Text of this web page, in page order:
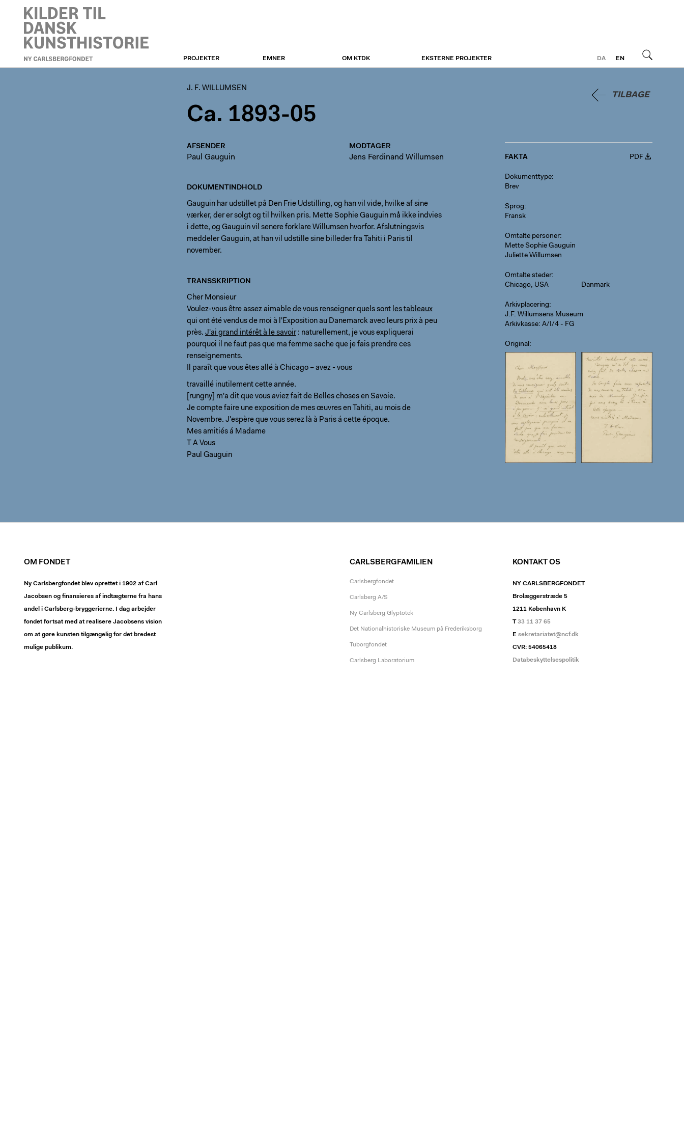
J. F. WILLUMSEN
DA
EN
PROJEKTER EMNER OM KTDK EKSTERNE PROJEKTER
TILBAGE
J. F. WILLUMSEN
Ca. 1893-05
AFSENDER
Paul Gauguin
MODTAGER
Jens Ferdinand Willumsen
DOKUMENTINDHOLD
Gauguin har udstillet på Den Frie Udstilling, og han vil vide, hvilke af sine
værker, der er solgt og til hvilken pris. Mette Sophie Gauguin må ikke indvies
i dette, og Gauguin vil senere forklare Willumsen hvorfor. Afslutningsvis
meddeler Gauguin, at han vil udstille sine billeder fra Tahiti i Paris til
november.
TRANSSKRIPTION
Cher Monsieur
Voulez-vous être assez aimable de vous renseigner quels sont les tableaux
qui ont été vendus de moi à l'Exposition au Danemarck avec leurs prix à peu
près. J'ai grand intérêt à le savoir: naturellement, je vous expliquerai
pourquoi il ne faut pas que ma femme sache que je fais prendre ces
renseignements.
Il paraît que vous êtes allé à Chicago – avez - vous
travaillé inutilement cette année.
[rungny] m'a dit que vous aviez fait de Belles choses en Savoie.
Je compte faire une exposition de mes œuvres en Tahiti, au mois de
Novembre. J'espère que vous serez là à Paris á cette époque.
Mes amitiés á Madame
T A Vous
Paul Gauguin
FAKTA PDF
Dokumenttype
Brev
Sprog
Fransk
Omtalte personer
Mette Sophie Gauguin
Juliette Willumsen
Omtalte steder
Chicago, USA
Danmark
Arkivplacering
J.F. Willumsens Museum
Arkivkasse: A/I/4 - FG
Original
OM FONDET
Ny Carlsbergfondet blev oprettet i 1902 af Carl
Jacobsen og finansieres af indtægterne fra hans
andel i Carlsberg-bryggerierne. I dag arbejder
fondet fortsat med at realisere Jacobsens vision
om at gøre kunsten tilgængelig for det bredest
mulige publikum.
CARLSBERGFAMILIEN
Carlsbergfondet
Carlsberg A/S
Ny Carlsberg Glyptotek
Det Nationalhistoriske Museum på Frederiksborg
Tuborgfondet
Carlsberg Laboratorium
KONTAKT OS
NY CARLSBERGFONDET
Brolæggerstræde 5
1211 København K
T33 11 37 65
E sekretariatet@ncf.dk
CVR: 54065418
Databeskyttelsespolitik